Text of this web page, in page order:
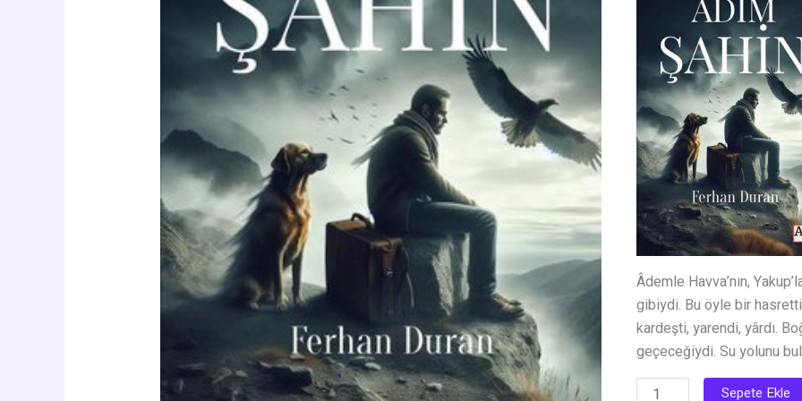
200.00
Âdemle Havva’nın,
gibiydi. Bu öyle bir hasretti
kardeşti, yarendi, yârdı.
geçeceğiydi. Su yolunu
Adım
Sepete Ekle